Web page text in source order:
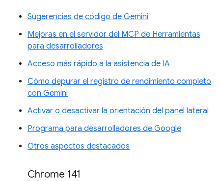
Sugerencias de código de Gemini
Mejoras en el servidor del MCP de Herramientas
para desarrolladores
Acceso más rápido a la asistencia de IA
Cómo depurar el registro de rendimiento completo
con Gemini
Activar o desactivar la orientación del panel lateral
Programa para desarrolladores de Google
Otros aspectos destacados
Chrome 141